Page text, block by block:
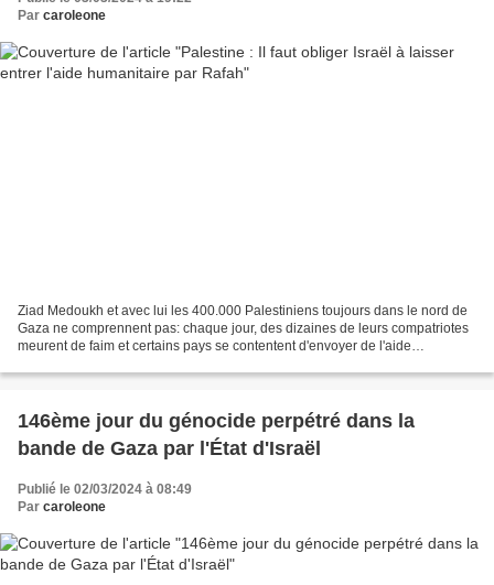
Par caroleone
Ziad Medoukh et avec lui les 400.000 Palestiniens toujours dans le nord de
Gaza ne comprennent pas: chaque jour, des dizaines de leurs compatriotes
meurent de faim et certains pays se contentent d'envoyer de l'aide
146ème jour du génocide perpétré dans la
bande de Gaza par l'État d'Israël
Publié le 02/03/2024 à 08:49
Par caroleone